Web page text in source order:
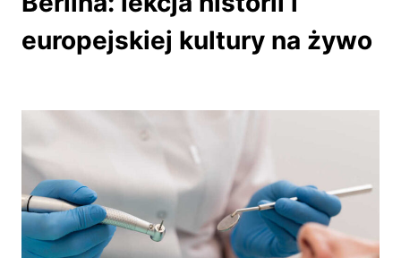
europejskiej kultury na żywo